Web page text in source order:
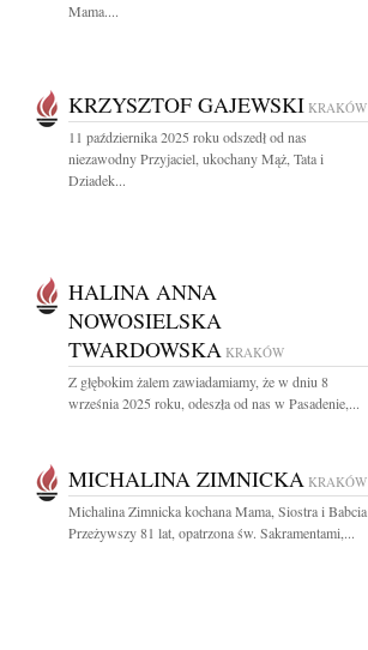
Mama....
KRZYSZTOF GAJEWSKI KRAKÓW
11 października 2025 roku odszedł od nas
niezawodny Przyjaciel, ukochany Mąż, Tata i
Dziadek...
HALINA ANNA
NOWOSIELSKA
TWARDOWSKA KRAKÓW
Z głębokim żalem zawiadamiamy, że w dniu 8
września 2025 roku, odeszła od nas w Pasadenie,...
MICHALINA ZIMNICKA KRAKÓW
Michalina Zimnicka kochana Mama, Siostra i Babcia
Przeżywszy 81 lat, opatrzona św. Sakramentami,...